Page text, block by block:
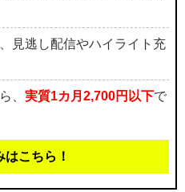
見逃し配信やハイライト充
、 実質1カ月2,700円以下で
はこちら！